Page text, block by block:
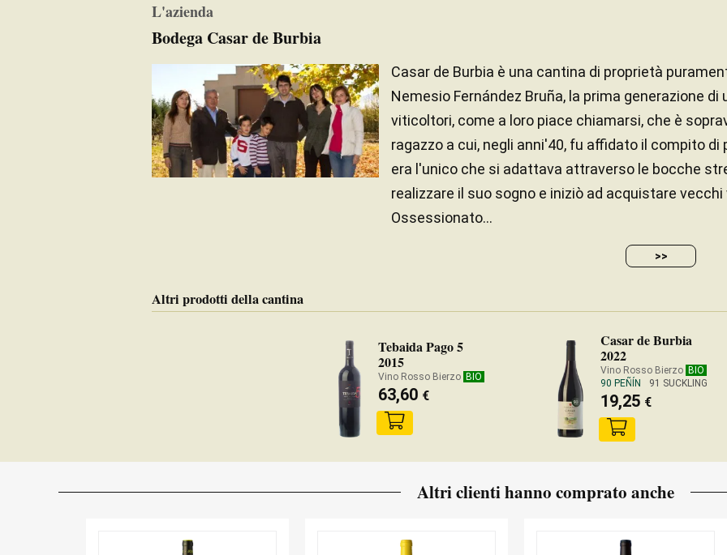
L'azienda
Bodega Casar de Burbia
Casar de Burbia è una cantina di proprietà
Nemesio Fernández Bruña, la prima generazione
viticoltori, come a loro piace chiamarsi, che è
ragazzo a cui, negli anni'40, fu affidato il compito di
era l'unico che si adattava attraverso le bocche
realizzare il suo sogno e iniziò ad acquistare vecchi
Ossessionato...
>>
Altri prodotti della cantina
Tebaida Pago 5
2015
Vino Rosso Bierzo BIO
63,60 €
Casar de Burbia
2022
Vino Rosso Bierzo BIO
90 PEÑÍN
91 SUCKLING
19,25 €
Altri clienti hanno comprato anche